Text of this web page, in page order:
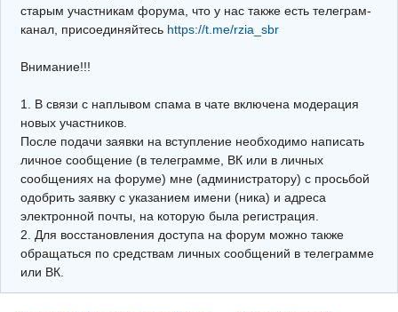
Архив
Почта
Поиск релейщика
Видео РЗиА
Фотохостинг
Телеграм
старым участникам форума, что у нас также есть телеграм-
канал, присоединяйтесь https://t.me/rzia_sbr
Внимание!!!
1. В связи с наплывом спама в чате включена модерация
новых участников.
После подачи заявки на вступление необходимо написать
личное сообщение (в телеграмме, ВК или в личных
сообщениях на форуме) мне (администратору) с просьбой
одобрить заявку с указанием имени (ника) и адреса
электронной почты, на которую была регистрация.
2. Для восстановления доступа на форум можно также
обращаться по средствам личных сообщений в телеграмме
или ВК.